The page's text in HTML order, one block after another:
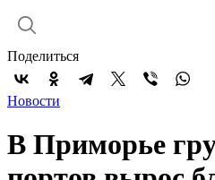
Поделиться
Новости
В Приморье